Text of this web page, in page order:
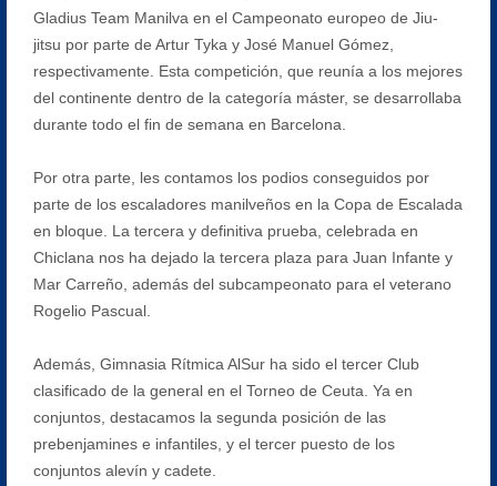
Gladius Team Manilva en el Campeonato europeo de Jiu-
jitsu por parte de Artur Tyka y José Manuel Gómez,
respectivamente. Esta competición, que reunía a los mejores
del continente dentro de la categoría máster, se desarrollaba
durante todo el fin de semana en Barcelona.
Por otra parte, les contamos los podios conseguidos por
parte de los escaladores manilveños en la Copa de Escalada
en bloque. La tercera y definitiva prueba, celebrada en
Chiclana nos ha dejado la tercera plaza para Juan Infante y
Mar Carreño, además del subcampeonato para el veterano
Rogelio Pascual.
Además, Gimnasia Rítmica AlSur ha sido el tercer Club
clasificado de la general en el Torneo de Ceuta. Ya en
conjuntos, destacamos la segunda posición de las
prebenjamines e infantiles, y el tercer puesto de los
conjuntos alevín y cadete.